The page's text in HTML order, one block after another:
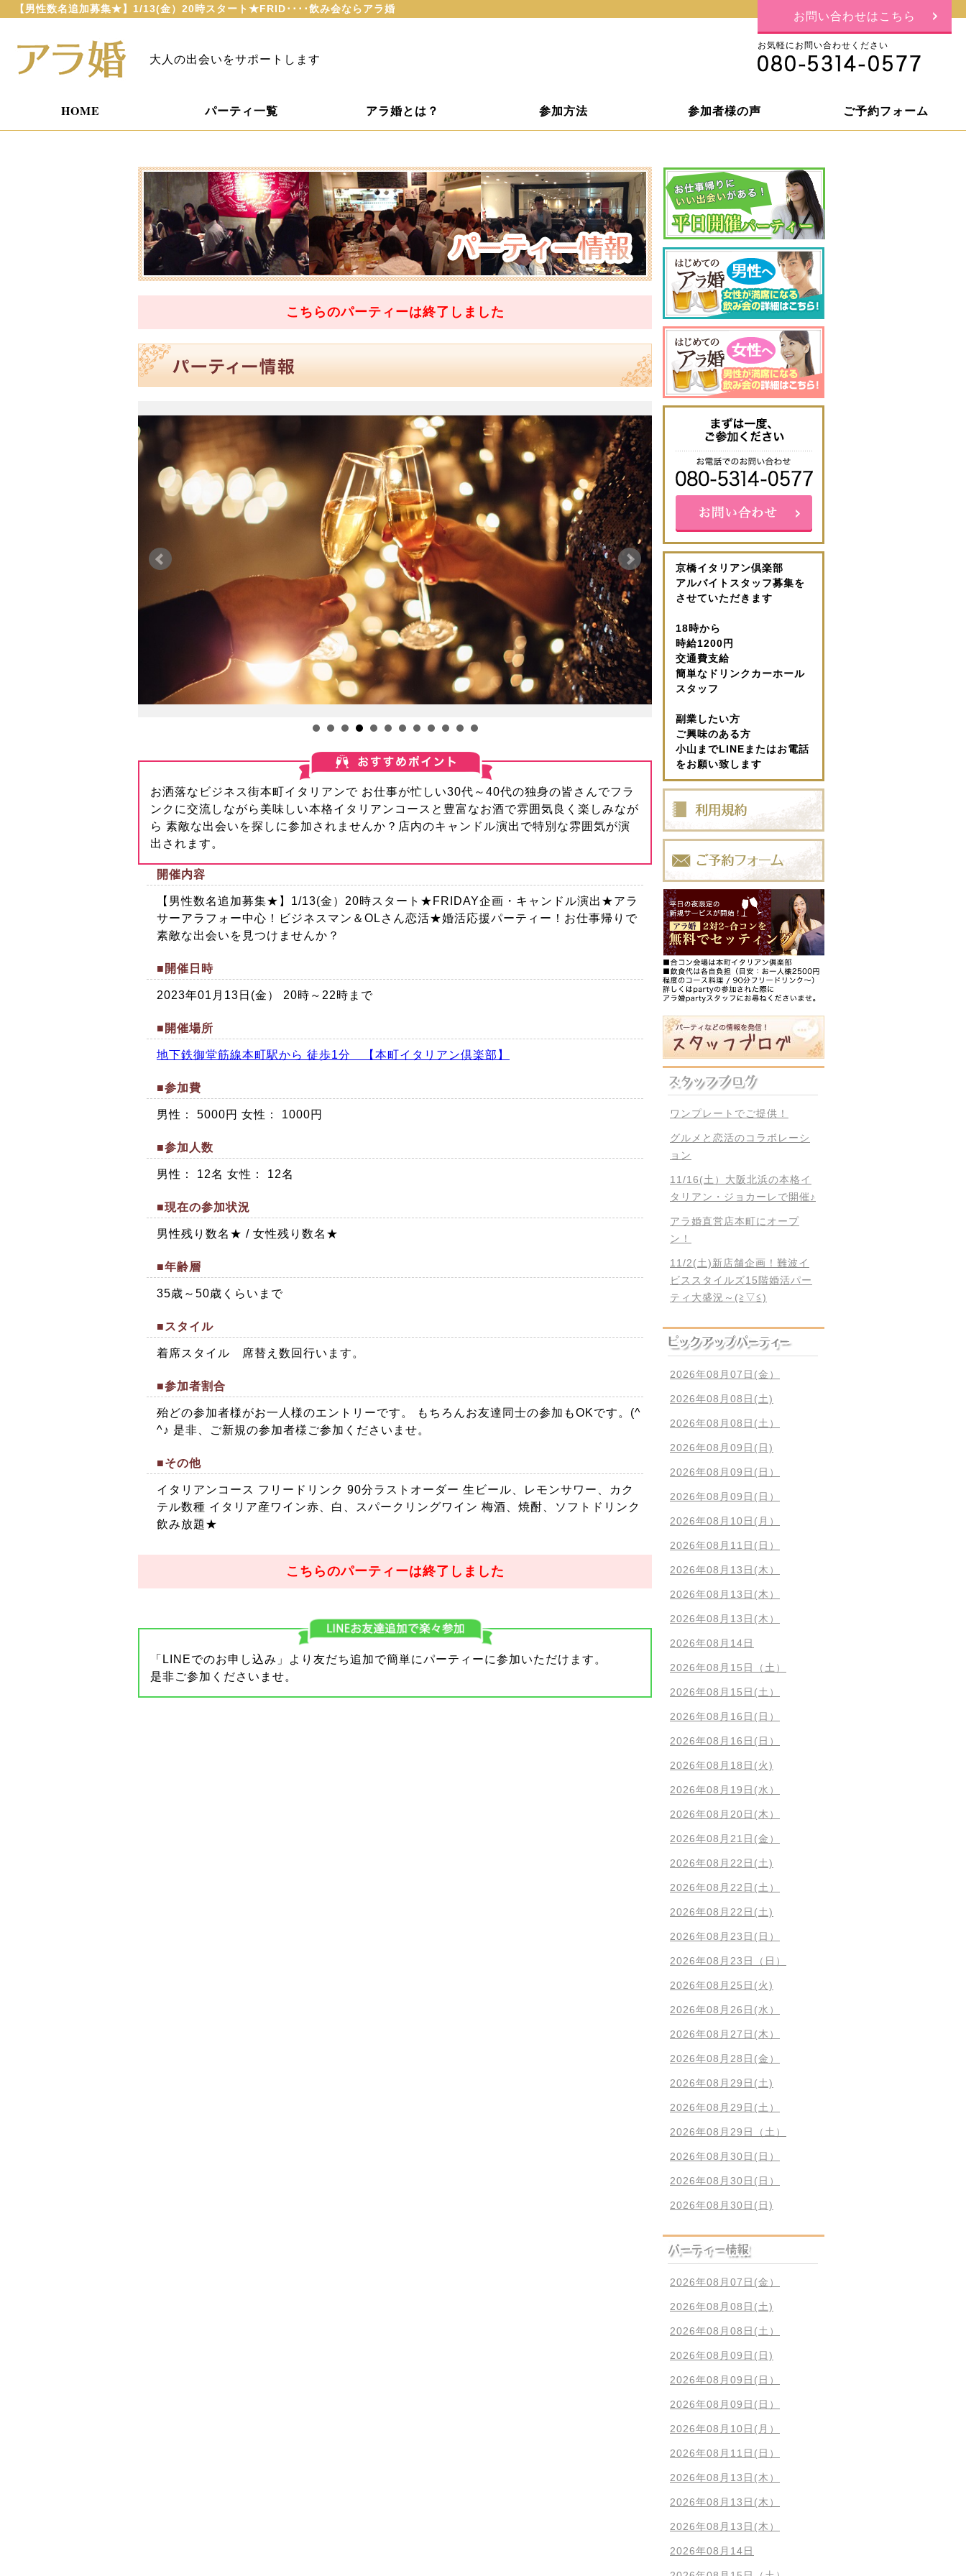
【男性数名追加募集★】1/13(金）20時スタート★FRID････飲み会ならアラ婚
大人の出会いをサポートします
お問い合わせはこちら
お気軽にお問い合わせください
HOME パーティ一覧 アラ婚とは？ 参加方法 参加者様の声 ご予約フォーム
こちらのパーティーは終了 しました
お洒落なビジネス街本町イタリアンで お仕事が忙しい30代～40代の独身の皆さんでフラ
ンクに交流しながら美味しい本格イタリアンコースと豊富なお酒で雰囲気良く楽しみなが
ら 素敵な出会いを探しに参加されませんか？店内のキャンドル演出で特別な雰囲気が演
出されます。
開催内容
【男性数名追加募集★】1/13(金）20時スタート★FRIDAY企画・キャンドル演出★アラ
サーアラフォー中心！ビジネスマン＆OLさん恋活★婚活応援パーティー！お仕事帰りで
素敵な出会いを見つけませんか？
■開催日時
2023年01月13日(金） 20時～22時まで
■開催場所
地下鉄御堂筋線本町駅から 徒歩1分 【本町イタリアン倶楽部】
■参加費
男性： 5000円 女性： 1000円
■参加人数
男性： 12名 女性： 12名
■現在の参加状況
男性残り数名★ / 女性残り数名★
■年齢層
35歳～50歳くらいまで
■スタイル
着席スタイル 席替え数回行います。
■参加者割合
殆どの参加者様がお一人様のエントリーです。 もちろんお友達同士の参加もOKです。(^
^♪ 是非、ご新規の参加者様ご参加くださいませ。
■その他
イタリアンコース フリードリンク 90分ラストオーダー 生ビール、レモンサワー、カク
テル数種 イタリア産ワイン赤、白、スパークリングワイン 梅酒、焼酎、ソフトドリンク
飲み放題★
こちらのパーティーは終了しました
「LINEでのお申し込み」より友だち追加で簡単にパーティーに参加いただけます。
是非ご参加くださいませ。
京橋イタリアン倶楽部
アルバイトスタッフ募集を
させていただきます
18時から
時給1200円
交通費支給
簡単なドリンクカーホール
スタッフ
副業したい方
ご興味のある方
小山までLINEまたはお電話
をお願い致します
ワンプレートでご提供！
グルメと恋活のコラボレーシ
ョン
11/16(土）大阪北浜の本格イ
タリアン・ジョカーレで開催♪
アラ婚直営店本町にオープ
ン！
11/2(土)新店舗企画！難波イ
ビススタイルズ15階婚活パー
ティ大盛況～(≧▽≦)
2026年08月07日(金）
2026年08月08日(土)
2026年08月08日(土）
2026年08月09日(日)
2026年08月09日(日）
2026年08月09日(日）
2026年08月10日(月）
2026年08月11日(日）
2026年08月13日(木）
2026年08月13日(木）
2026年08月13日(木）
2026年08月14日
2026年08月15日（土）
2026年08月15日(土）
2026年08月16日(日）
2026年08月16日(日）
2026年08月18日(火)
2026年08月19日(水）
2026年08月20日(木）
2026年08月21日(金）
2026年08月22日(土)
2026年08月22日(土）
2026年08月22日(土)
2026年08月23日(日）
2026年08月23日（日）
2026年08月25日(火)
2026年08月26日(水）
2026年08月27日(木）
2026年08月28日(金）
2026年08月29日(土)
2026年08月29日(土）
2026年08月29日（土）
2026年08月30日(日）
2026年08月30日(日）
2026年08月30日(日)
2026年08月07日(金）
2026年08月08日(土)
2026年08月08日(土）
2026年08月09日(日)
2026年08月09日(日）
2026年08月09日(日）
2026年08月10日(月）
2026年08月11日(日）
2026年08月13日(木）
2026年08月13日(木）
2026年08月13日(木）
2026年08月14日